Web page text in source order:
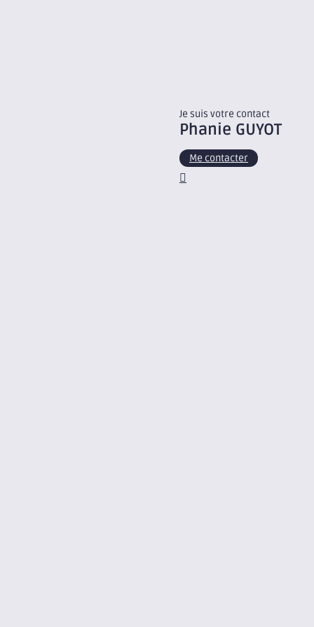
Je suis votre contact
Phanie GUYOT
Me contacter